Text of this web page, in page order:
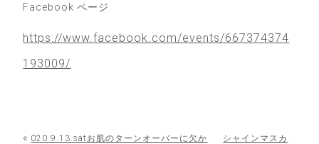
Facebook ページ
https://www.facebook.com/events/667374374
193009/
« 020.9.13.satお肌のターンオーバーに欠か シャインマスカ